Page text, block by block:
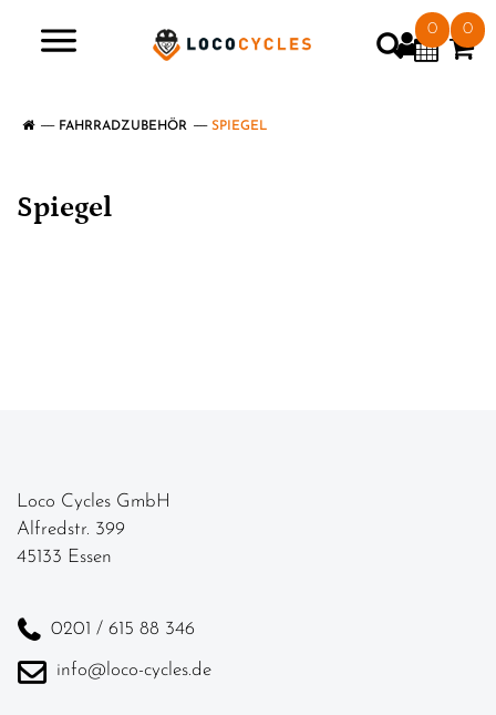
0 0
FAHRRADZUBEHÖR SPIEGEL
Spiegel
Loco Cycles GmbH
Alfredstr. 399
45133 Essen
0201 / 615 88 346
info@loco-cycles.de